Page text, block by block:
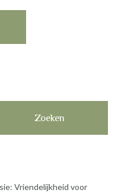
Zoeken
Vriendelijkheid voor